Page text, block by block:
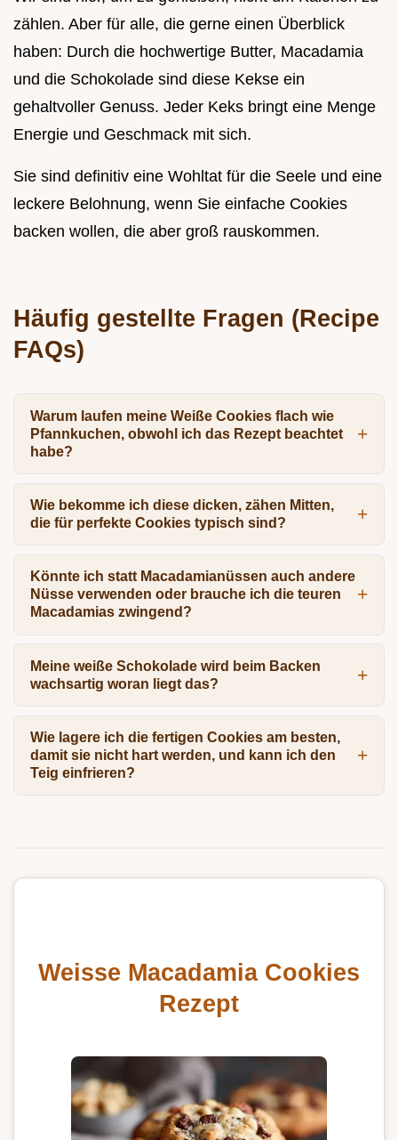
zählen. Aber für alle, die gerne einen Überblick
haben: Durch die hochwertige Butter, Macadamia
und die Schokolade sind diese Kekse ein
gehaltvoller Genuss. Jeder Keks bringt eine Menge
Energie und Geschmack mit sich.
Sie sind definitiv eine Wohltat für die Seele und eine
leckere Belohnung, wenn Sie einfache Cookies
backen wollen, die aber groß rauskommen.
Häufig gestellte Fragen (Recipe
FAQs)
Warum laufen meine Weiße Cookies flach wie
Pfannkuchen, obwohl ich das Rezept beachtet
habe?
Wie bekomme ich diese dicken, zähen Mitten,
die für perfekte Cookies typisch sind?
Könnte ich statt Macadamianüssen auch andere
Nüsse verwenden oder brauche ich die teuren
Macadamias zwingend?
Meine weiße Schokolade wird beim Backen
wachsartig woran liegt das?
Wie lagere ich die fertigen Cookies am besten,
damit sie nicht hart werden, und kann ich den
Teig einfrieren?
Weisse Macadamia Cookies
Rezept